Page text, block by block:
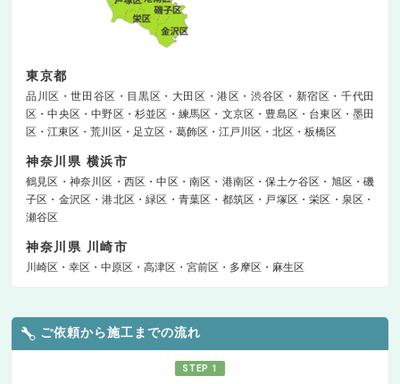
東京都
品川区 世田谷区 目黒区 大田区 港区 渋谷区 新宿区
千代田
区
中央区 中野区 杉並区 練馬区 文京区 豊島区 台東区
墨田
区
江東区 荒川区 足立区 葛飾区 江戸川区 北区 板橋区
神奈川県 横浜市
鶴見区 神奈川区 西区 中区 南区 港南区 保土ケ谷区 旭区
磯
子区
金沢区 港北区 緑区 青葉区 都筑区 戸塚区 栄区
泉区
瀬谷区
神奈川県 川崎市
川崎区 幸区 中原区 高津区 宮前区 多摩区 麻生区
ご依頼から施工までの流れ
STEP 1